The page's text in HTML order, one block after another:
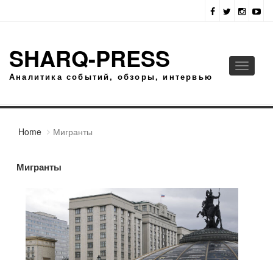
SHARQ-PRESS
Аналитика событий, обзоры, интервью
Toggle
Home Мигранты
Мигранты